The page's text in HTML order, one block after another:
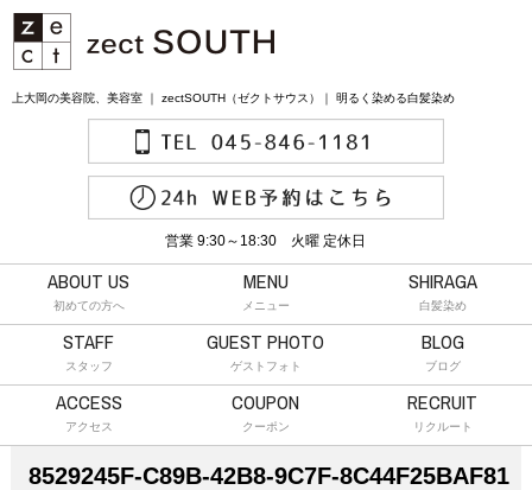
上大岡の美容院、美容室 ｜ zectSOUTH（ゼクトサウス）｜ 明るく染める白髪染め
営業 9:30～18:30 火曜 定休日
ABOUT US
初めての方へ
MENU
メニュー
SHIRAGA
白髪染め
STAFF
スタッフ
GUEST PHOTO
ゲストフォト
BLOG
ブログ
ACCESS
アクセス
COUPON
クーポン
RECRUIT
リクルート
8529245F-C89B-42B8-9C7F-8C44F25BAF81